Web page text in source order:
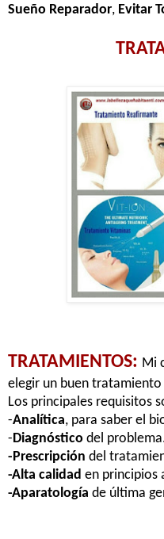
Sueño Reparador, Evitar
TRATAMIENTOS: Mi
elegir un buen
Los principales requisitos
-Analítica, para saber el
- Diagnóstico del
-Prescripción del
-Alta calidad en principios
-Aparatología de última